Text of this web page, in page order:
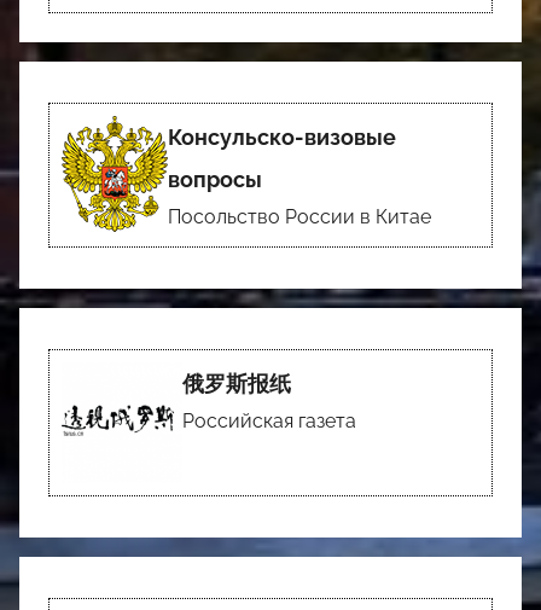
Консульско-визовые
вопросы
Посольство России в Китае
俄罗斯报纸
Российская газета